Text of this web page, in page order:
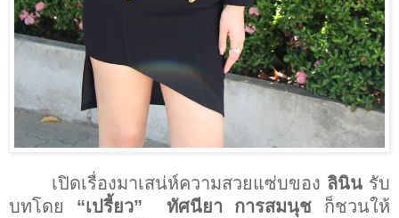
เปิดเรื่องมาเสน่ห์ความสวยแซ่บของ ลินิน รับ
บทโดย “เปรี้ยว” ทัศนียา การสมนุช ก็ชวนให้